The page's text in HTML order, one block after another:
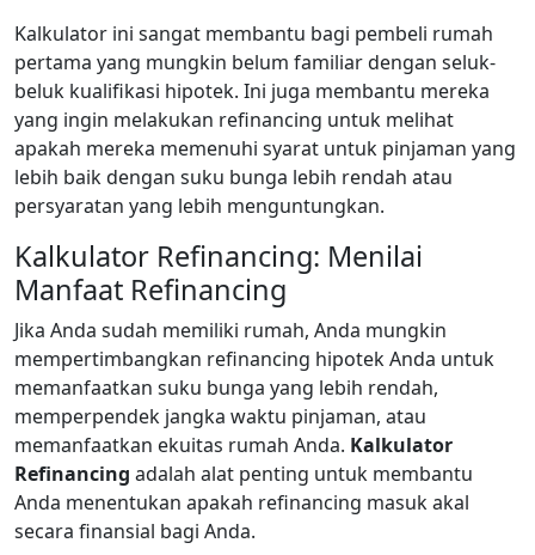
Kalkulator ini sangat membantu bagi pembeli rumah
pertama yang mungkin belum familiar dengan seluk-
beluk kualifikasi hipotek. Ini juga membantu mereka
yang ingin melakukan refinancing untuk melihat
apakah mereka memenuhi syarat untuk pinjaman yang
lebih baik dengan suku bunga lebih rendah atau
persyaratan yang lebih menguntungkan.
Kalkulator Refinancing: Menilai
Manfaat Refinancing
Jika Anda sudah memiliki rumah, Anda mungkin
mempertimbangkan refinancing hipotek Anda untuk
memanfaatkan suku bunga yang lebih rendah,
memperpendek jangka waktu pinjaman, atau
memanfaatkan ekuitas rumah Anda. Kalkulator
Refinancing adalah alat penting untuk membantu
Anda menentukan apakah refinancing masuk akal
secara finansial bagi Anda.